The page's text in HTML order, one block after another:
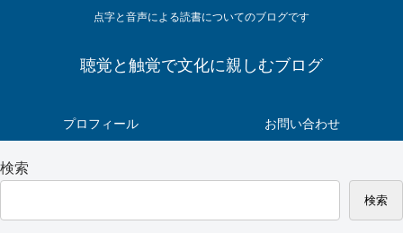
点字と音声による読書についてのブログです
聴覚と触覚で文化に親しむブログ
プロフィール お問い合わせ
検索
検索